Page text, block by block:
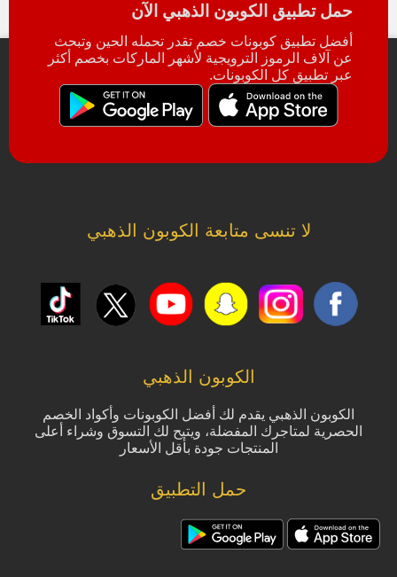
حمل تطبيق الكوبون الذهبي الآن
أفضل تطبيق كوبونات خصم تقدر تحمله الحين وتبحث
عن آلاف الرموز الترويجية لأشهر الماركات بخصم أكثر
عبر تطبيق كل الكوبونات.
لا تنسى متابعة الكوبون الذهبي
الكوبون الذهبي
الكوبون الذهبي يقدم لك أفضل الكوبونات وأكواد الخصم
الحصرية لمتاجرك المفضلة، ويتيح لك التسوق وشراء أعلى
المنتجات جودة بأقل الأسعار
حمل التطبيق